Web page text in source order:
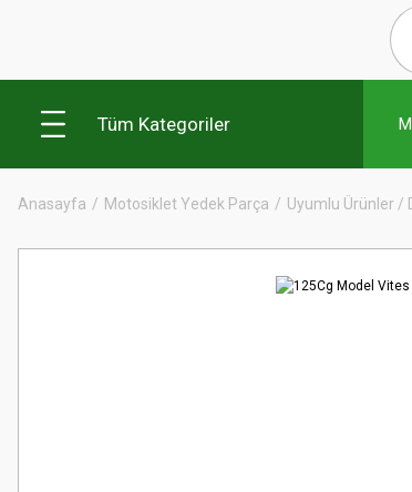
Tüm Kategoriler
Anasayfa Motosiklet Yedek Parça Uyumlu Ürünler /